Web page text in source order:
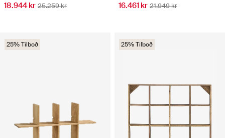
18.944 kr 25.259 kr 16.461 kr 21.949 kr
25% Tilboð 25% Tilboð